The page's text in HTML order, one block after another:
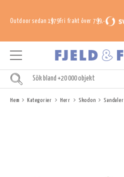
Outdoor sedan 1979Fri frakt över 799,-
Hem Kategorier Herr Skodon Sandaler